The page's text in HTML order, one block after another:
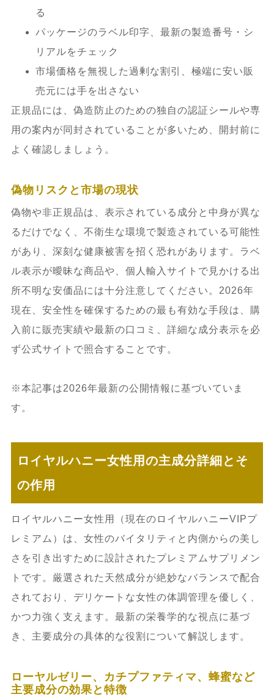
る
パッケージのラベル印字、最新の製造番号・シ
リアルをチェック
市場価格を無視した過剰な割引、極端に安い販
売元には手を出さない
正規品には、偽造防止のための独自の認証シールや専
用の案内が同封されていることが多いため、開封前に
よく確認しましょう。
偽物リスクと市場の現状
偽物や非正規品は、表示されている成分と中身が異な
るだけでなく、不衛生な環境で製造されている可能性
があり、深刻な健康被害を招く恐れがあります。ラベ
ル表示が曖昧な商品や、個人輸入サイトで見かける出
所不明な安価品には十分注意してください。2026年
現在、安全性を確保するための最も有効な手段は、購
入前に販売実績や最新の口コミ、詳細な成分表示を必
ず公式サイトで照合することです。
※本記事は2026年最新の公開情報に基づいていま
す。
ロイヤルハニー女性用の主成分詳細とそ
の作用
ロイヤルハニー女性用（現在のロイヤルハニーVIPプ
レミアム）は、女性のバイタリティと内側からの美し
さを引き出すために設計されたプレミアムサプリメン
トです。厳選された天然成分が絶妙なバランスで配合
されており、デリケートな女性の体調管理を優しく、
かつ力強く支えます。最新の栄養学的な視点に基づ
き、主要成分の具体的な役割について解説します。
ローヤルゼリー、カチプファティマ、蜂蜜など
主要成分の効果と特徴